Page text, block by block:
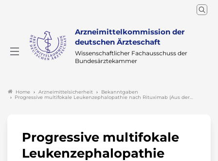
Arzneimittelkommission der
deutschen Ärzteschaft
Wissenschaftlicher Fachausschuss der
Bundesärztekammer
Home Arzneimittelsicherheit
Bekanntgaben
Progressive multifokale Leukenzephalopathie nach Rituximab (Aus der…
Progressive multifokale
Leukenzephalopathie